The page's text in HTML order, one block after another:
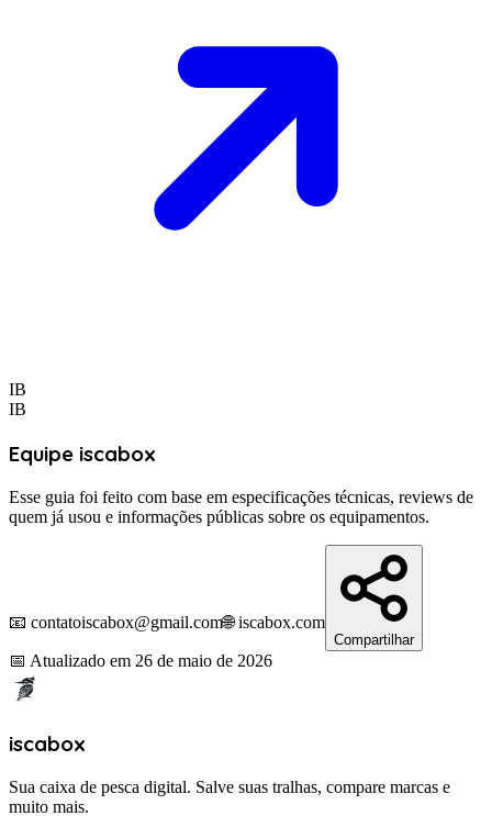
IB
IB
Equipe iscabox
Esse guia foi feito com base em especificações técnicas, reviews de
quem já usou e informações públicas sobre os equipamentos.
📧 contatoiscabox@gmail.com🌐 iscabox.com
Compartilhar
📅 Atualizado em 26 de maio de 2026
iscabox
Sua caixa de pesca digital. Salve suas tralhas, compare marcas e
muito mais.